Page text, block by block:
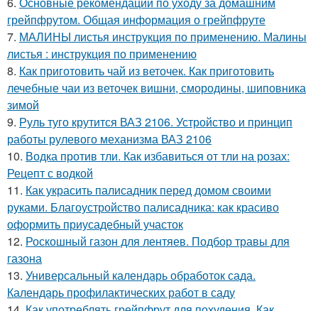
грейпфрутом. Общая информация о грейпфруте
7. МАЛИНЫ листья инструкция по применению. Малины
листья : инструкция по применению
8. Как приготовить чай из веточек. Как приготовить
лечебные чаи из веточек вишни, смородины, шиповника
зимой
9. Руль туго крутится ВАЗ 2106. Устройство и принцип
работы рулевого механизма ВАЗ 2106
10. Водка против тли. Как избавиться от тли на розах:
Рецепт с водкой
11. Как украсить палисадник перед домом своими
руками. Благоустройство палисадника: как красиво
оформить приусадебный участок
12. Роскошный газон для лентяев. Подбор травы для
газона
13. Универсальный календарь обработок сада.
Календарь профилактических работ в саду